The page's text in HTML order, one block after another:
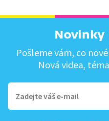
Novinky
Pošleme vám, co
Nová videa,